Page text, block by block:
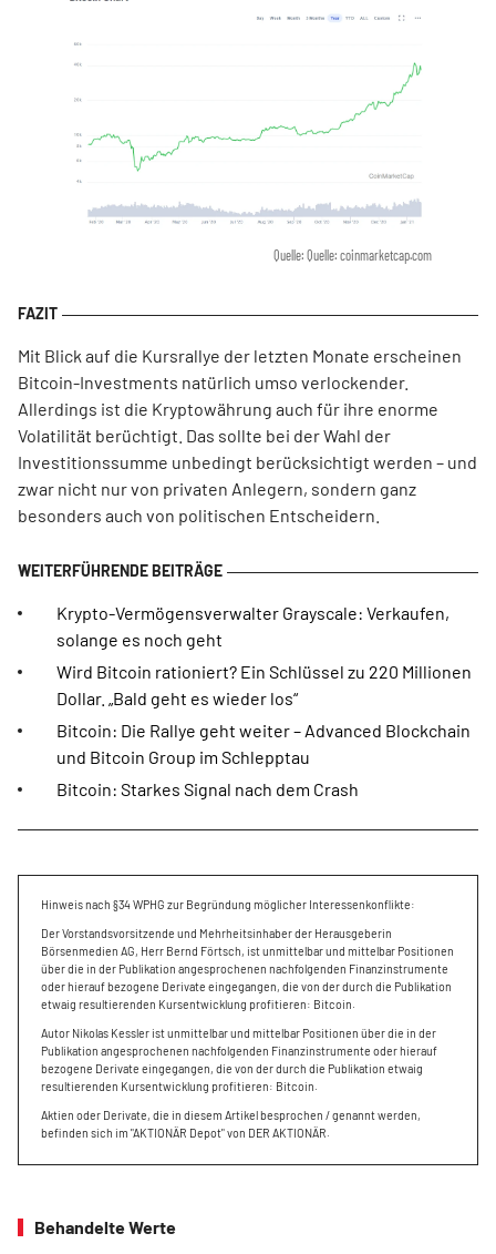
Quelle: Quelle: coinmarketcap.com
Mit Blick auf die Kursrallye der letzten Monate erscheinen
Bitcoin-Investments natürlich umso verlockender.
Allerdings ist die Kryptowährung auch für ihre enorme
Volatilität berüchtigt. Das sollte bei der Wahl der
Investitionssumme unbedingt berücksichtigt werden – und
zwar nicht nur von privaten Anlegern, sondern ganz
besonders auch von politischen Entscheidern.
Krypto-Vermögensverwalter Grayscale: Verkaufen,
solange es noch geht
Wird Bitcoin rationiert? Ein Schlüssel zu 220 Millionen
Dollar. „Bald geht es wieder los“
Bitcoin: Die Rallye geht weiter – Advanced Blockchain
und Bitcoin Group im Schlepptau
Bitcoin: Starkes Signal nach dem Crash
Hinweis nach §34 WPHG zur Begründung möglicher Interessenkonflikte:
Der Vorstandsvorsitzende und Mehrheitsinhaber der Herausgeberin
Börsenmedien AG, Herr Bernd Förtsch, ist unmittelbar und mittelbar Positionen
über die in der Publikation angesprochenen nachfolgenden Finanzinstrumente
oder hierauf bezogene Derivate eingegangen, die von der durch die Publikation
etwaig resultierenden Kursentwicklung profitieren: Bitcoin.
Autor Nikolas Kessler ist unmittelbar und mittelbar Positionen über die in der
Publikation angesprochenen nachfolgenden Finanzinstrumente oder hierauf
bezogene Derivate eingegangen, die von der durch die Publikation etwaig
resultierenden Kursentwicklung profitieren: Bitcoin.
Aktien oder Derivate, die in diesem Artikel besprochen / genannt werden,
befinden sich im "AKTIONÄR Depot" von DER AKTIONÄR.
Behandelte Werte